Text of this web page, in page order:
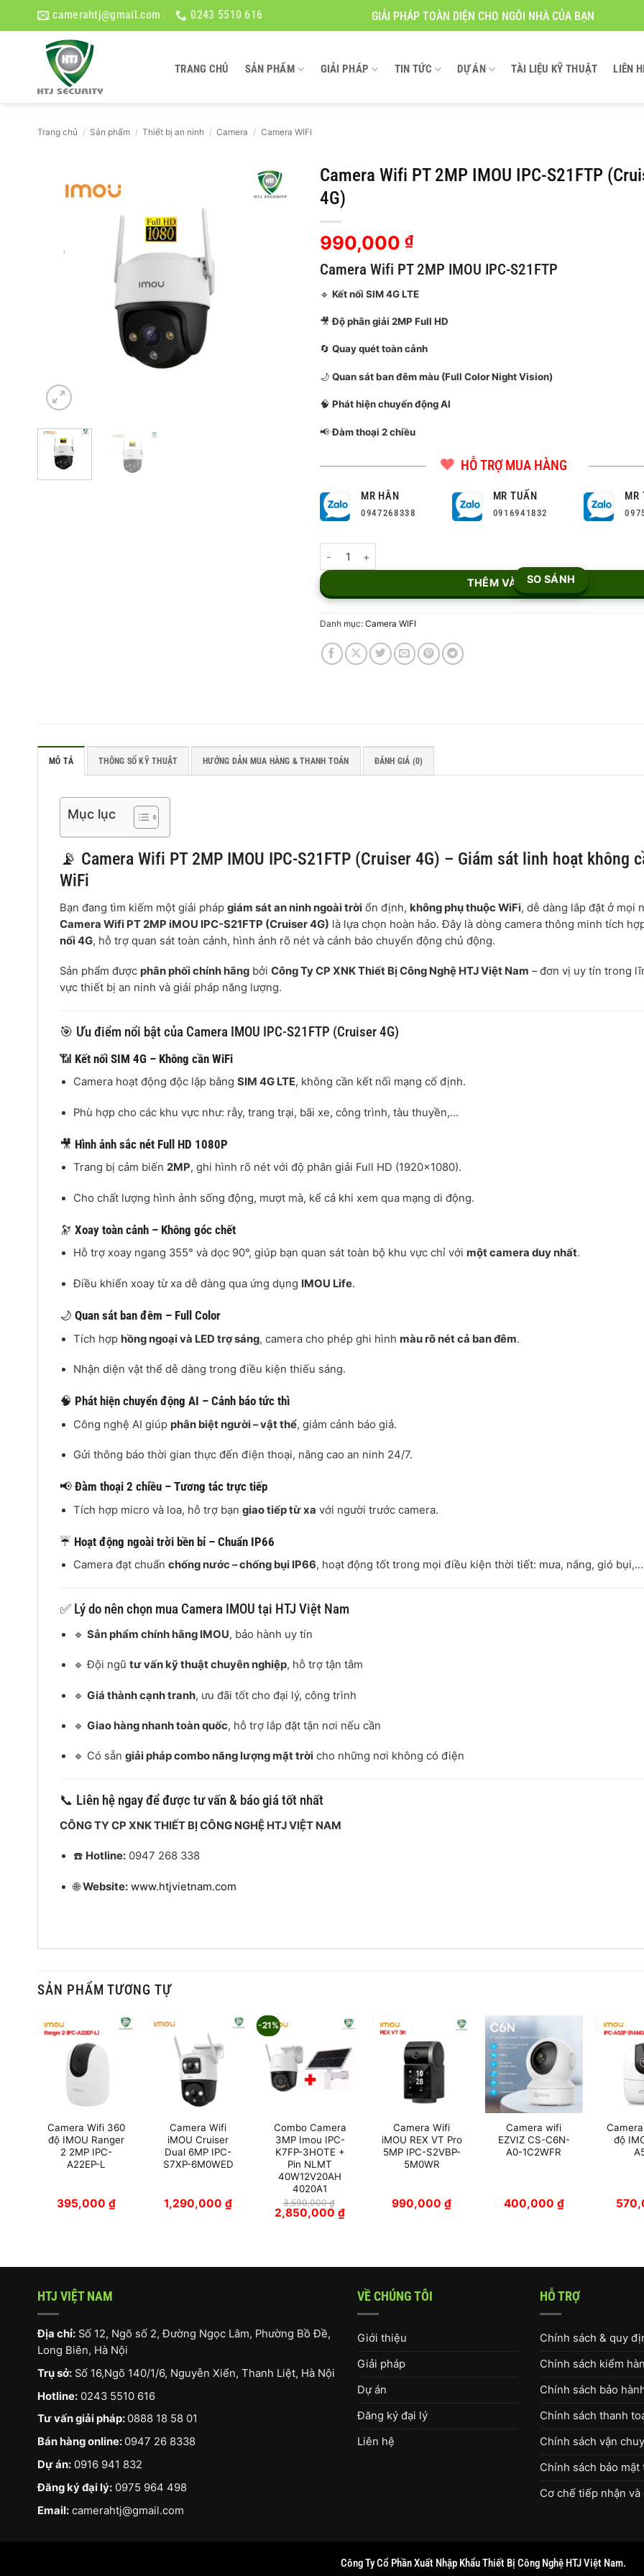
camerahtj@gmail.com 0243 5510 616 GIẢI PHÁP TOÀN DIỆN CHO NGÔI NHÀ CỦA BẠN
TRANG CHỦ SẢN PHẨM GIẢI PHÁP TIN TỨC DỰ ÁN TÀI LIỆU KỸ THUẬT LIÊN
Trang chủ / Sản phẩm / Thiết bị an ninh / Camera / Camera WIFI
Camera Wifi PT 2MP IMOU IPC-S21FTP
4G)
990,000₫
Camera Wifi PT 2MP IMOU IPC-S21FTP
🔹Kết nối SIM 4G LTE
🎥Độ phân giải 2MP Full HD
🔄Quay quét toàn cảnh
🌙Quan sát ban đêm màu (Full Color Night Vision)
🧠Phát hiện chuyển động AI
📢Đàm thoại 2 chiều
HỖ TRỢ MUA HÀNG
MR HÂN
0947268338
MR TUẤN
0916941832
MR
THÊM VÀO GIỎSO SÁNH
Danh mục:Camera WIFI
MÔ TẢ THÔNG SỐ KỸ THUẬT HƯỚNG DẪN MUA HÀNG & THANH TOÁN ĐÁNH GIÁ (0)
Mục lục
📡 Camera Wifi PT 2MP IMOU IPC-S21FTP (Cruiser 4G) – Giám sát linh hoạt không
WiFi
Bạn đang tìm kiếm một giải pháp giám sát an ninh ngoài trời ổn định, không phụ thuộc WiFi, dễ dàng lắp đặt ở mọi
Camera Wifi PT 2MP iMOU IPC-S21FTP (Cruiser 4G) là lựa chọn hoàn hảo. Đây là dòng camera thông minh tích
nối 4G, hỗ trợ quan sát toàn cảnh, hình ảnh rõ nét và cảnh báo chuyển động chủ động.
Sản phẩm được phân phối chính hãng bởi Công Ty CP XNK Thiết Bị Công Nghệ HTJ Việt Nam – đơn vị uy tín trong
vực thiết bị an ninh và giải pháp năng lượng.
🎯 Ưu điểm nổi bật của Camera IMOU IPC-S21FTP (Cruiser 4G)
📶 Kết nối SIM 4G – Không cần WiFi
Camera hoạt động độc lập bằngSIM 4G LTE, không cần kết nối mạng cố định.
Phù hợp cho các khu vực như: rẫy, trang trại, bãi xe, công trình, tàu thuyền,…
🎥 Hình ảnh sắc nét Full HD 1080P
Trang bị cảm biến2MP, ghi hình rõ nét với độ phân giải Full HD (1920×1080).
Cho chất lượng hình ảnh sống động, mượt mà, kể cả khi xem qua mạng di động.
🔭 Xoay toàn cảnh – Không góc chết
Hỗ trợ xoay ngang 355° và dọc 90°, giúp bạn quan sát toàn bộ khu vực chỉ với một camera duy nhất.
Điều khiển xoay từ xa dễ dàng qua ứng dụng IMOU Life.
🌙 Quan sát ban đêm – Full Color
Tích hợp hồng ngoại và LED trợ sáng, camera cho phép ghi hình màu rõ nét cả ban đêm.
Nhận diện vật thể dễ dàng trong điều kiện thiếu sáng.
🧠 Phát hiện chuyển động AI – Cảnh báo tức thì
Công nghệ AI giúp phân biệt người – vật thể, giảm cảnh báo giả.
Gửi thông báo thời gian thực đến điện thoại, nâng cao an ninh 24/7.
📢 Đàm thoại 2 chiều – Tương tác trực tiếp
Tích hợp micro và loa, hỗ trợ bạngiao tiếp từ xa với người trước camera.
☔ Hoạt động ngoài trời bền bỉ – Chuẩn IP66
Camera đạt chuẩnchống nước – chống bụi IP66, hoạt động tốt trong mọi điều kiện thời tiết: mưa, nắng, gió bụi,…
✅ Lý do nên chọn mua Camera IMOU tại HTJ Việt Nam
🔹Sản phẩm chính hãng IMOU, bảo hành uy tín
🔹 Đội ngũtư vấn kỹ thuật chuyên nghiệp, hỗ trợ tận tâm
🔹Giá thành cạnh tranh, ưu đãi tốt cho đại lý, công trình
🔹Giao hàng nhanh toàn quốc, hỗ trợ lắp đặt tận nơi nếu cần
🔹 Có sẵngiải pháp combo năng lượng mặt trời cho những nơi không có điện
📞 Liên hệ ngay để được tư vấn & báo giá tốt nhất
CÔNG TY CP XNK THIẾT BỊ CÔNG NGHỆ HTJ VIỆT NAM
☎️ Hotline: 0947 268 338
🌐Website: www.htjvietnam.com
SẢN PHẨM TƯƠNG TỰ
Camera Wifi 360
độ IMOU Ranger
2 2MP IPC-
A22EP-L
395,000 ₫
Camera Wifi
iMOU Cruiser
Dual 6MP IPC-
S7XP-6M0WED
1,290,000₫
-21%
Combo Camera
3MP Imou IPC-
K7FP-3HOTE +
Pin NLMT
40W12V20AH
4020A1
3,590,000₫
Giá
gốc
2,850,000₫Giá
Camera Wifi
iMOU REX VT Pro
5MP IPC-S2VBP-
5M0WR
990,000₫
Camera wifi
EZVIZ CS-C6N-
A0-1C2WFR
400,000 ₫
độ
HTJ VIỆT NAM
Địa chỉ: Số 12, Ngõ số 2, Đường Ngọc Lâm, Phường Bồ Đề,
Long Biên, Hà Nội
Trụ sở: Số 16,Ngõ 140/1/6, Nguyễn Xiển, Thanh Liệt, Hà Nội
Hotline: 0243 5510 616
Tư vấn giải pháp: 0888 18 58 01
Bán hàng online: 0947 26 8338
Dự án: 0916 941 832
Đăng ký đại lý: 0975 964 498
Email: camerahtj@gmail.com
VỀ CHÚNG TÔI
Giới thiệu
Giải pháp
Dự án
Đăng ký đại lý
Liên hệ
HỖ TRỢ
Chính sách & quy
Chính sách kiểm
Chính sách bảo
Chính sách thanh
Chính sách vận
Chính sách bảo mật
Cơ chế tiếp nhận
Công Ty Cổ Phần Xuất Nhập Khẩu Thiết Bị Công Nghệ HTJ Việt Nam.